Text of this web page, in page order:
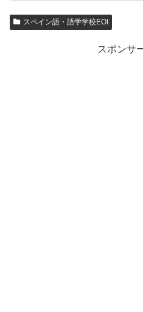
スペイン語・語学学校EOI
スポンサ